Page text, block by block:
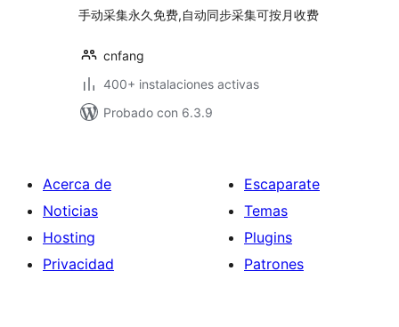
手动采集永久免费,自动同步采集可按月收费
cnfang
400+ instalaciones activas
Probado con 6.3.9
Acerca de
Noticias
Hosting
Privacidad
Escaparate
Temas
Plugins
Patrones